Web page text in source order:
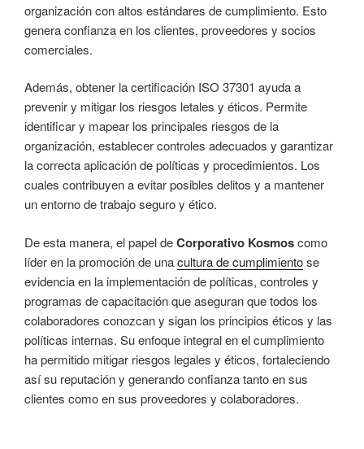
organización con altos estándares de cumplimiento. Esto
genera confianza en los clientes, proveedores y socios
comerciales.
Además, obtener la certificación ISO 37301 ayuda a
prevenir y mitigar los riesgos letales y éticos. Permite
identificar y mapear los principales riesgos de la
organización, establecer controles adecuados y garantizar
la correcta aplicación de políticas y procedimientos. Los
cuales contribuyen a evitar posibles delitos y a mantener
un entorno de trabajo seguro y ético.
De esta manera, el papel deCorporativo Kosmoscomo
líder en la promoción de unacultura de cumplimientose
evidencia en la implementación de políticas, controles y
programas de capacitación que aseguran que todos los
colaboradores conozcan y sigan los principios éticos y las
políticas internas. Su enfoque integral en el cumplimiento
ha permitido mitigar riesgos legales y éticos, fortaleciendo
así su reputación y generando confianza tanto en sus
clientes como en sus proveedores y colaboradores.